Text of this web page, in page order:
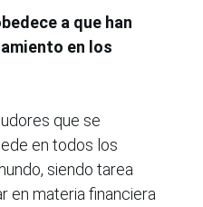
a que han
en los
que se
en todos los
siendo tarea
en materia financiera